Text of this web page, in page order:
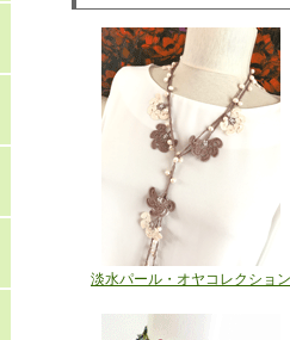
淡水パール・オヤコレクション